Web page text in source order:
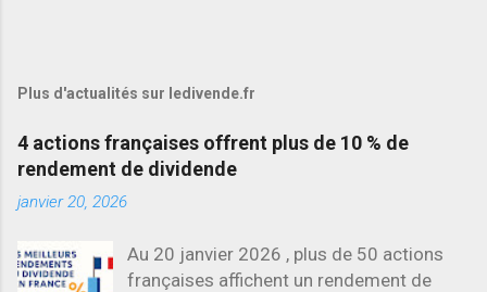
Plus d'actualités sur ledivende.fr
4 actions françaises offrent plus de 10 % de
rendement de dividende
janvier 20, 2026
Au 20 janvier 2026 , plus de 50 actions
françaises affichent un rendement de